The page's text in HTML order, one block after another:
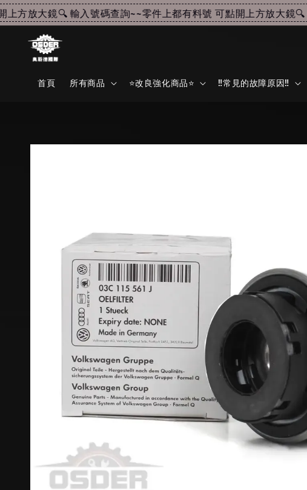
放大鏡🔍 輸入號碼查詢~~零件上都有料號 可點開上方放大鏡🔍
首頁 所有商品 ⭐改良強化商品⭐ ‼️常見的故障原因‼️